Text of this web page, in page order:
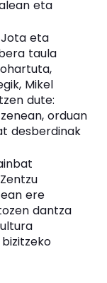
eta
eta
taula
Mikel
dute:
orduan
desberdinak
ere
dantza